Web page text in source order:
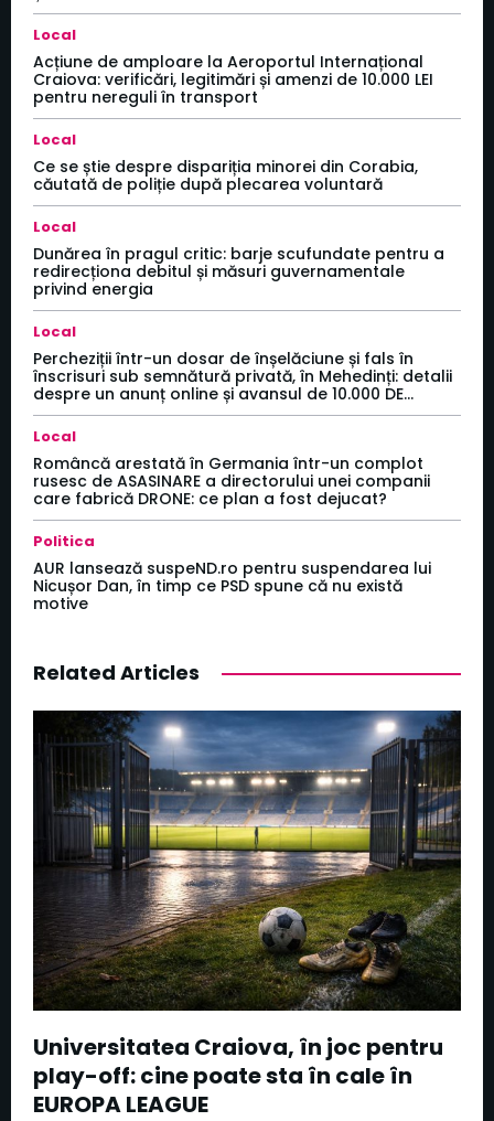
Local
Acțiune de amploare la Aeroportul Internațional
Craiova: verificări, legitimări și amenzi de 10.000 LEI
pentru nereguli în transport
Local
Ce se știe despre dispariția minorei din Corabia,
căutată de poliție după plecarea voluntară
Local
Dunărea în pragul critic: barje scufundate pentru a
redirecționa debitul și măsuri guvernamentale
privind energia
Local
Percheziții într-un dosar de înșelăciune și fals în
înscrisuri sub semnătură privată, în Mehedinți: detalii
despre un anunț online și avansul de 10.000 DE...
Local
Româncă arestată în Germania într-un complot
rusesc de ASASINARE a directorului unei companii
care fabrică DRONE: ce plan a fost dejucat?
Politica
AUR lansează suspeND.ro pentru suspendarea lui
Nicușor Dan, în timp ce PSD spune că nu există
motive
Related Articles
Universitatea Craiova, în joc pentru
play-off: cine poate sta în cale în
EUROPA LEAGUE